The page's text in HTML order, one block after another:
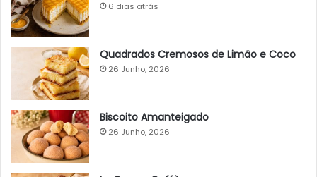
6 dias atrás
Quadrados Cremosos de Limão e Coco
26 Junho, 2026
Biscoito Amanteigado
26 Junho, 2026